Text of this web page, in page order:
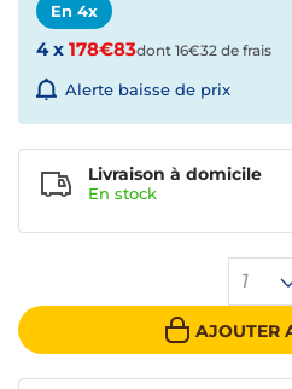
En 4x
4 x 178€83dont 16€32 de frais
Alerte baisse de prix
1
AJOUTER
Livraison à domicile
En stock